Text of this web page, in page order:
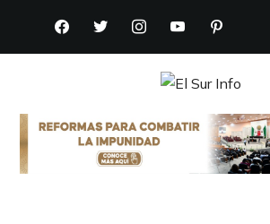
FACEBOOKTWITTERINSTAGRAMYOUTUBEPINTEREST